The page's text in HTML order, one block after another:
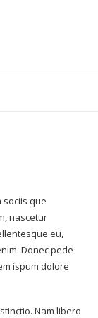
sociis que
nascetur
eu,
Donec pede
ispum dolore
Nam libero